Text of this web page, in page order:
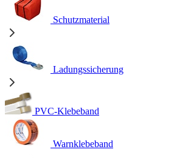
Schutzmaterial
Ladungssicherung
PVC-Klebeband
Warnklebeband